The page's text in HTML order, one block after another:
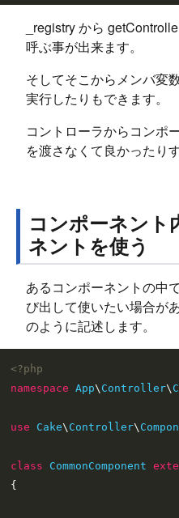
_registry から
呼ぶ事が出来ます。
そしてそこからメンバ変
実行したりもできます。
コントローラからコンポ
を渡さなくて良かったり
コンポーネント
ネントを使う
あるコンポーネントの中
び出して使いたい場合が
のように記述します。
<?php
namespace
App\ Controller\
use Cake\ Controller\
class CommonComponent
{